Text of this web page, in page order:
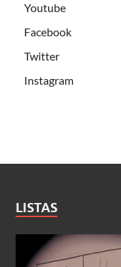
Youtube
Facebook
Twitter
Instagram
LISTAS